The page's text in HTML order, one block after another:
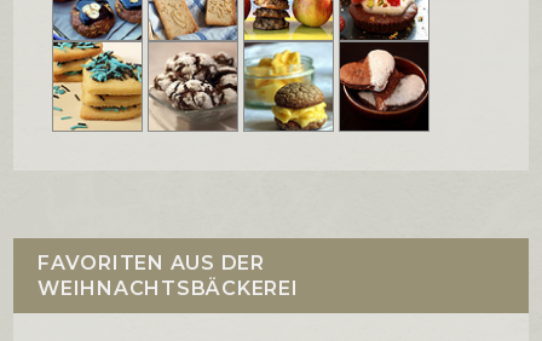
FAVORITEN AUS DER
WEIHNACHTSBÄCKEREI